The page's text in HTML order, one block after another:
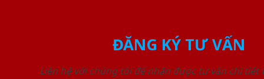
ĐĂNG KÝ TƯ VẤN
Liên hệ với chúng tôi để nhận được tư vấn chi tiết